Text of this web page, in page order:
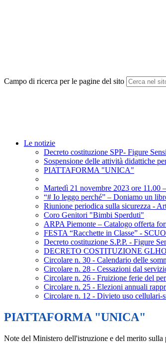
Campo di ricerca per le pagine del sito
Le notizie
Decreto costituzione SPP- Figure
Sospensione delle attività didattiche
PIATTAFORMA "UNICA"
Martedì 21 novembre 2023 ore 11.00
“# Io leggo perché” – Doniamo un
Riunione periodica sulla sicurezza -
Coro Genitori "Bimbi Sperduti"
ARPA Piemonte – Catalogo offerta
FESTA “Racchette in Classe” -
Decreto costituzione S.P.P. - Figure
DECRETO COSTITUZIONE GLHO
Circolare n. 30 - Calendario delle
Circolare n. 28 - Cessazioni dal
Circolare n. 26 - Fruizione ferie del
Circolare n. 25 - Elezioni annuali
Circolare n. 12 - Divieto uso cellulari-
PIATTAFORMA "UNICA"
Note del Ministero dell'istruzione e del merito